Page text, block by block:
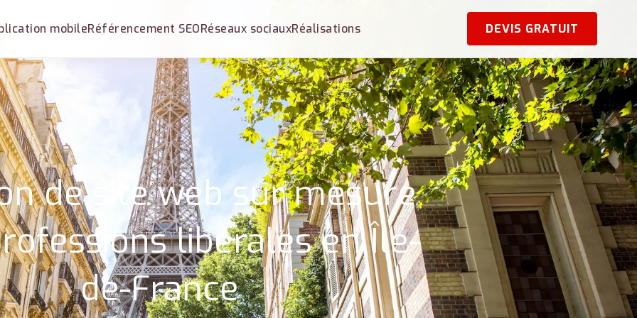
mobileRéférencement SEORéseaux sociauxRéalisations DEVIS GRATUIT
de site web sur mesure
libérales en Île-
de-France